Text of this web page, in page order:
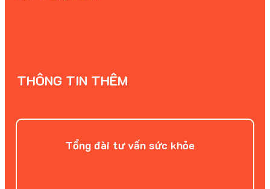
THÔNG TIN THÊM
Tổng đài tư vấn sức khỏe